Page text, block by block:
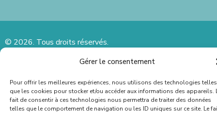
Gérer le consentement
Pour offrir les meilleures expériences, nous utilisons des technologies telles
que les cookies pour stocker et/ou accéder aux informations des appareils.
fait de consentir à ces technologies nous permettra de traiter des données
telles que le comportement de navigation ou les ID uniques sur ce site. Le
© 2026. Tous droits réservés.
Politique de cookies